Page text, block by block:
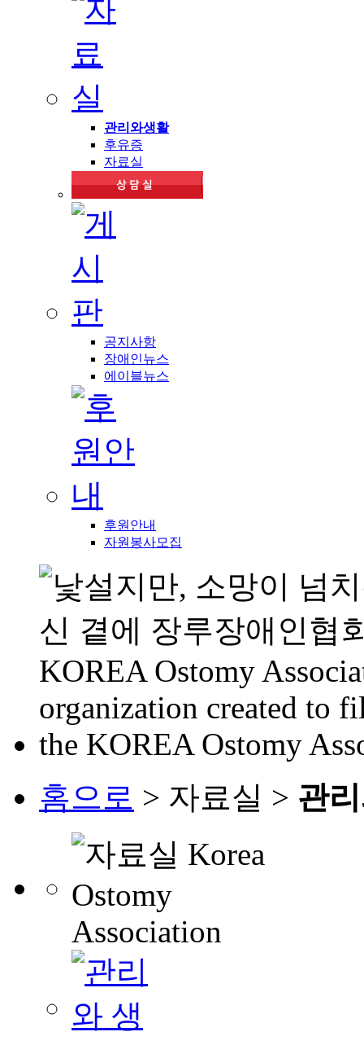
관리와생활
후유증
자료실
공지사항
장애인뉴스
에이블뉴스
후원안내
자원봉사모집
홈으로 > 자료실 > 관